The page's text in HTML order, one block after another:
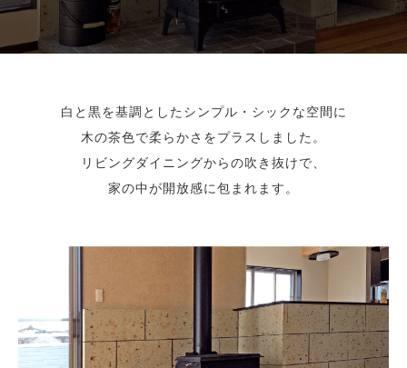
a
o
白と黒を基調としたシンプル・シックな空間に
木の茶色で柔らかさをプラスしました。
リビングダイニングからの吹き抜けで、
家の中が開放感に包まれます。